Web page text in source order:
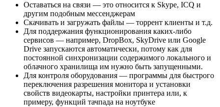
Оставаться на связи — это относится к Skype, ICQ и
другим подобным мессенджерам
Скачивать и загружать файлы — торрент клиенты и т.д.
Для поддержания функционирования каких-либо
сервисов — например, DropBox, SkyDrive или Google
Drive запускаются автоматически, потому как для
постоянной синхронизации содержимого локального и
облачного хранилища им нужно быть запущенными.
Для контроля оборудования — программы для быстрого
переключения разрешения монитора и установки
свойств видеокарты, настройки принтера или, к
примеру, функций тачпада на ноутбуке